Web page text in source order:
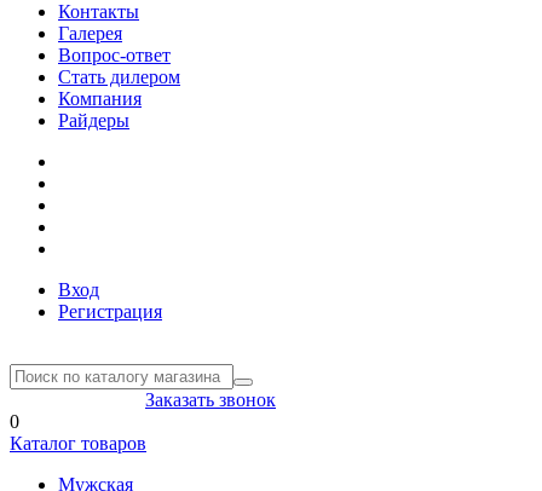
Контакты
Галерея
Вопрос-ответ
Стать дилером
Компания
Райдеры
Вход
Регистрация
Заказать звонок
0
Каталог товаров
Мужская